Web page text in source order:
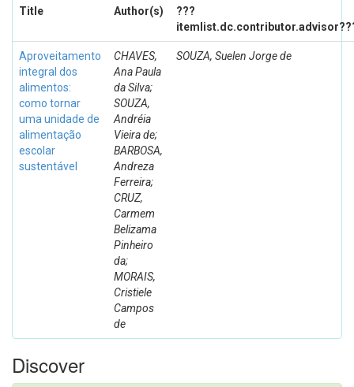
Title Author(s)
???
Aproveitamento
integral dos
alimentos:
como tornar
uma unidade de
alimentação
escolar
sustentável
CHAVES,
Ana Paula
da Silva;
SOUZA,
Andréia
Vieira de;
BARBOSA,
Andreza
Ferreira;
CRUZ,
Carmem
Belizama
Pinheiro
da;
MORAIS,
Cristiele
Campos
de
SOUZA, Suelen Jorge de
Discover